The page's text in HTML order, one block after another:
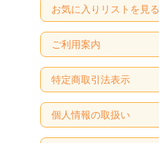
お気に入りリストを見る
ご利用案内
特定商取引法表示
個人情報の取扱い